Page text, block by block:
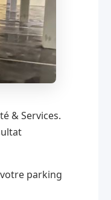
& Services.
parking